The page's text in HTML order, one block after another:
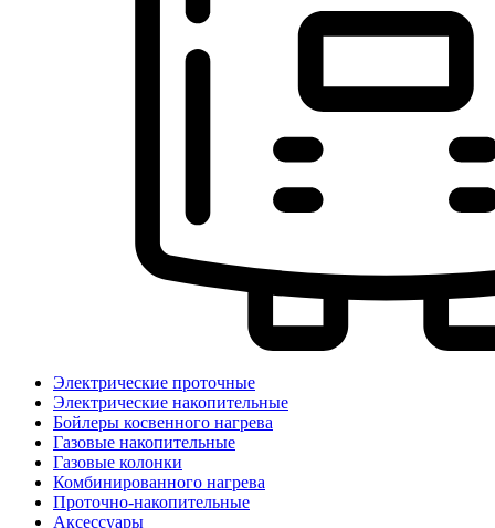
Электрические проточные
Электрические накопительные
Бойлеры косвенного нагрева
Газовые накопительные
Газовые колонки
Комбинированного нагрева
Проточно-накопительные
Аксессуары